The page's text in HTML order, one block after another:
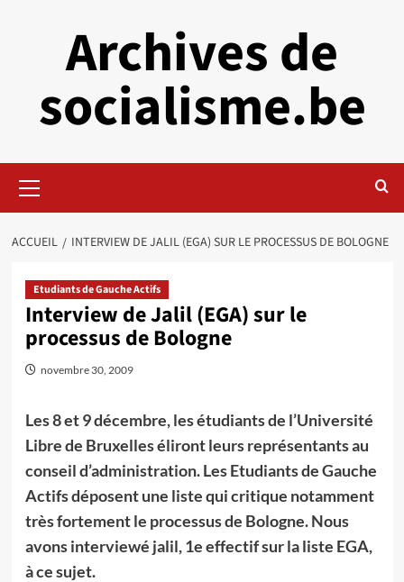
Archives de
socialisme.be
principal
ACCUEIL INTERVIEW DE JALIL (EGA) SUR LE PROCESSUS DE BOLOGNE
Etudiants de Gauche Actifs
Interview de Jalil (EGA) sur le
processus de Bologne
novembre 30, 2009
Les 8 et 9 décembre, les étudiants de l’Université
Libre de Bruxelles éliront leurs représentants au
conseil d’administration. Les Etudiants de Gauche
Actifs déposent une liste qui critique notamment
très fortement le processus de Bologne. Nous
avons interviewé jalil, 1e effectif sur la liste EGA,
à ce sujet.